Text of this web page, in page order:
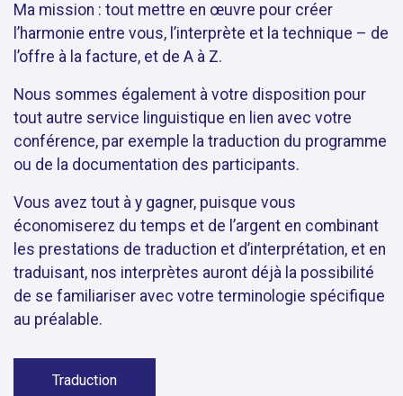
Ma mission : tout mettre en œuvre pour créer
l’harmonie entre vous, l’interprète et la technique – de
l’offre à la facture, et de A à Z.
Nous sommes également à votre disposition pour
tout autre service linguistique en lien avec votre
conférence, par exemple la traduction du programme
ou de la documentation des participants.
Vous avez tout à y gagner, puisque vous
économiserez du temps et de l’argent en combinant
les prestations de traduction et d’interprétation, et en
traduisant, nos interprètes auront déjà la possibilité
de se familiariser avec votre terminologie spécifique
au préalable.
Traduction